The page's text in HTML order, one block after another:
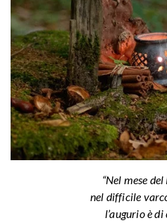
“Nel mese del
nel difficile
l’augurio è